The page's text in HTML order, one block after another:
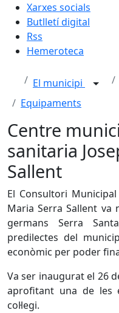
Xarxes socials
Butlletí digital
Rss
Hemeroteca
El municipi
Equipaments
Centre
sanitaria
Sallent
El Consultori
Maria Serra Sallent va
germans Serra
predilectes del
econòmic per poder
Va ser inaugurat el 26
aprofitant una de les
col·legi.